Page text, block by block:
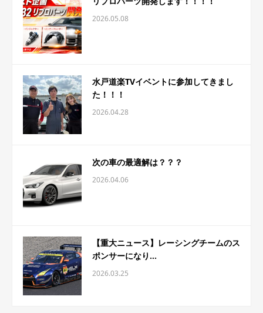
2026.05.08
水戸道楽TVイベントに参加してきまし
た！！！
2026.04.28
次の車の最適解は？？？
2026.04.06
【重大ニュース】レーシングチームのス
ポンサーになり...
2026.03.25